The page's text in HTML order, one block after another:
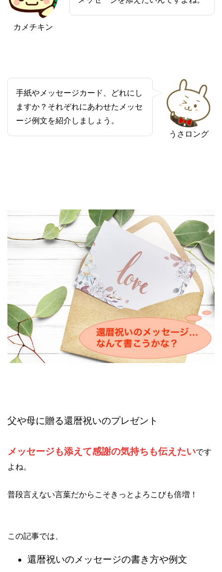
カメチキン
うさロング
手紙やメッセージカード、どれにし
ますか？それぞれにあわせたメッセ
ージ例文を紹介しましょう。
父や母に贈る還暦祝いのプレゼント
メッセージも添えて感謝の気持ちも伝えたいです
よね。
普段言えない言葉だからこそきっとよろこびも倍増！
この記事では、
還暦祝いのメッセージの書き方や例文